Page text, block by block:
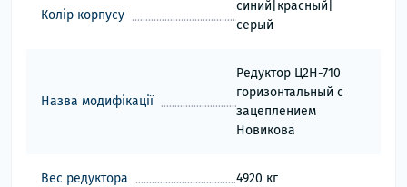
Колір корпусу
синий|красный|
серый
Назва модифікації
Редуктор Ц2Н-710
горизонтальный с
зацеплением
Новикова
Вес редуктора 4920 кг